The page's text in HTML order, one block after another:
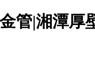
管|湘潭